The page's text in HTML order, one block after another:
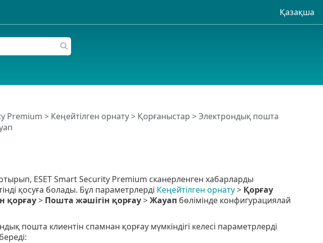
Қазақша
Premium > Кеңейтілген орнату> Қорғаныстар >Электрондық пошта
ESET Smart Security Premium сканерленген хабарларды
қосуға болады. Бұл параметрлерді Кеңейтілген орнату> Қорғау
қорғау> Пошта жәшігін қорғау>Жауапбөлімінде конфигурациялай
пошта клиентін спамнан қорғау мүмкіндігі келесі параметрлерді